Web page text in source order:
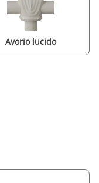
Avorio lucido